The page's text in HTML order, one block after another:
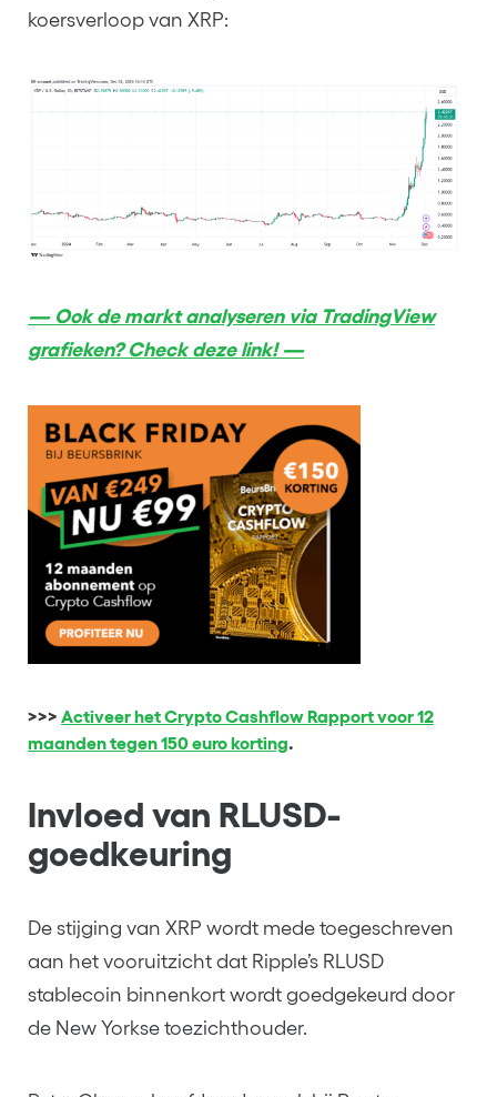
koersverloop van XRP:
— Ook de markt analyseren via TradingView
grafieken? Check deze link! —
>>> Activeer het Crypto Cashflow Rapport voor 12
maanden tegen 150 euro korting.
Invloed van RLUSD-
goedkeuring
De stijging van XRP wordt mede toegeschreven
aan het vooruitzicht dat Ripple’s RLUSD
stablecoin binnenkort wordt goedgekeurd door
de New Yorkse toezichthouder.